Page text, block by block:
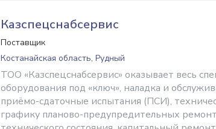
Казспецснабсервис
Поставщик
Костанайская область, Рудный
ТОО «Казспецснабсервис» оказывает весь
оборудования под «ключ», наладка и
приёмо-сдаточные испытания (ПСИ),
графику планово-предупредительных